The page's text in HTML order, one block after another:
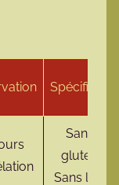
Spécificité
Sans
gluten
Sans lait